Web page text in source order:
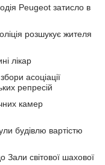
Peugeot затисло в
розшукує жителя
лікар
асоціації
репресій
камер
будівлю вартістю
світової шахової